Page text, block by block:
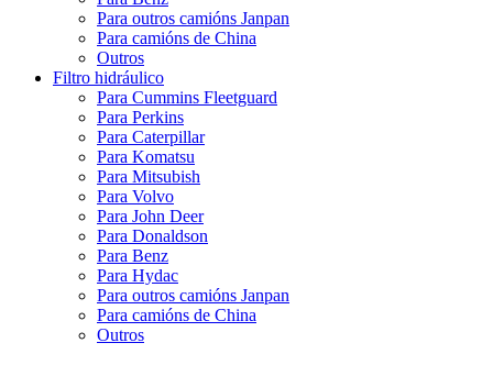
Para outros camións Janpan
Para camións de China
Outros
Filtro hidráulico
Para Cummins Fleetguard
Para Perkins
Para Caterpillar
Para Komatsu
Para Mitsubish
Para Volvo
Para John Deer
Para Donaldson
Para Benz
Para Hydac
Para outros camións Janpan
Para camións de China
Outros